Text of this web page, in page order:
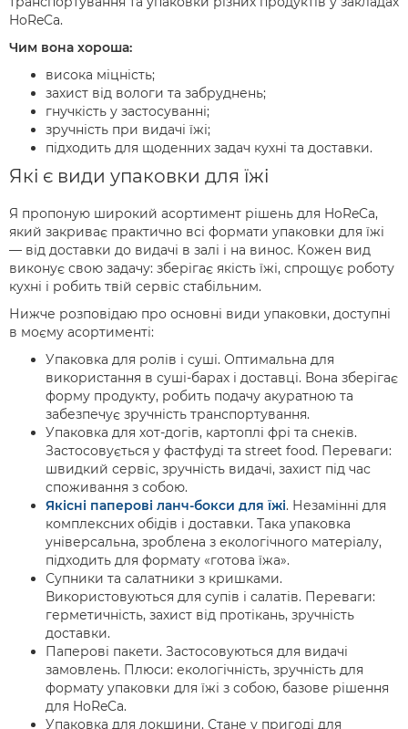
HoReCa.
Чим вона хороша:
висока міцність;
захист від вологи та забруднень;
гнучкість у застосуванні;
зручність при видачі їжі;
підходить для щоденних задач кухні та доставки.
Які є види упаковки для їжі
Я пропоную широкий асортимент рішень для HoReCa,
який закриває практично всі формати упаковки для їжі
— від доставки до видачі в залі і на винос. Кожен вид
виконує свою задачу: зберігає якість їжі, спрощує роботу
кухні і робить твій сервіс стабільним.
Нижче розповідаю про основні види упаковки, доступні
в моєму асортименті:
Упаковка для ролів і суші. Оптимальна для
використання в суші-барах і доставці. Вона зберігає
форму продукту, робить подачу акуратною та
забезпечує зручність транспортування.
Упаковка для хот-догів, картоплі фрі та снеків.
Застосовується у фастфуді та street food. Переваги:
швидкий сервіс, зручність видачі, захист під час
споживання з собою.
Якісні паперові ланч-бокси для їжі. Незамінні для
комплексних обідів і доставки. Така упаковка
універсальна, зроблена з екологічного матеріалу,
підходить для формату «готова їжа».
Супники та салатники з кришками.
Використовуються для супів і салатів. Переваги:
герметичність, захист від протікань, зручність
доставки.
Паперові пакети. Застосовуються для видачі
замовлень. Плюси: екологічність, зручність для
формату упаковки для їжі з собою, базове рішення
для HoReCa.
Упаковка для локшини. Стане у пригоді для